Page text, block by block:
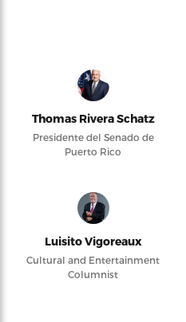
Thomas Rivera Schatz
Presidente del Senado de
Puerto Rico
Luisito Vigoreaux
Cultural and Entertainment
Columnist